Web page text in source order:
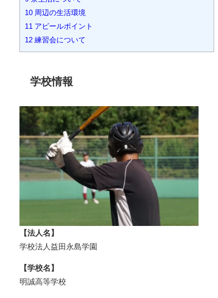
10 周辺の生活環境
11 アピールポイント
12 練習会について
学校情報
【法人名】
学校法人益田永島学園
【学校名】
明誠高等学校